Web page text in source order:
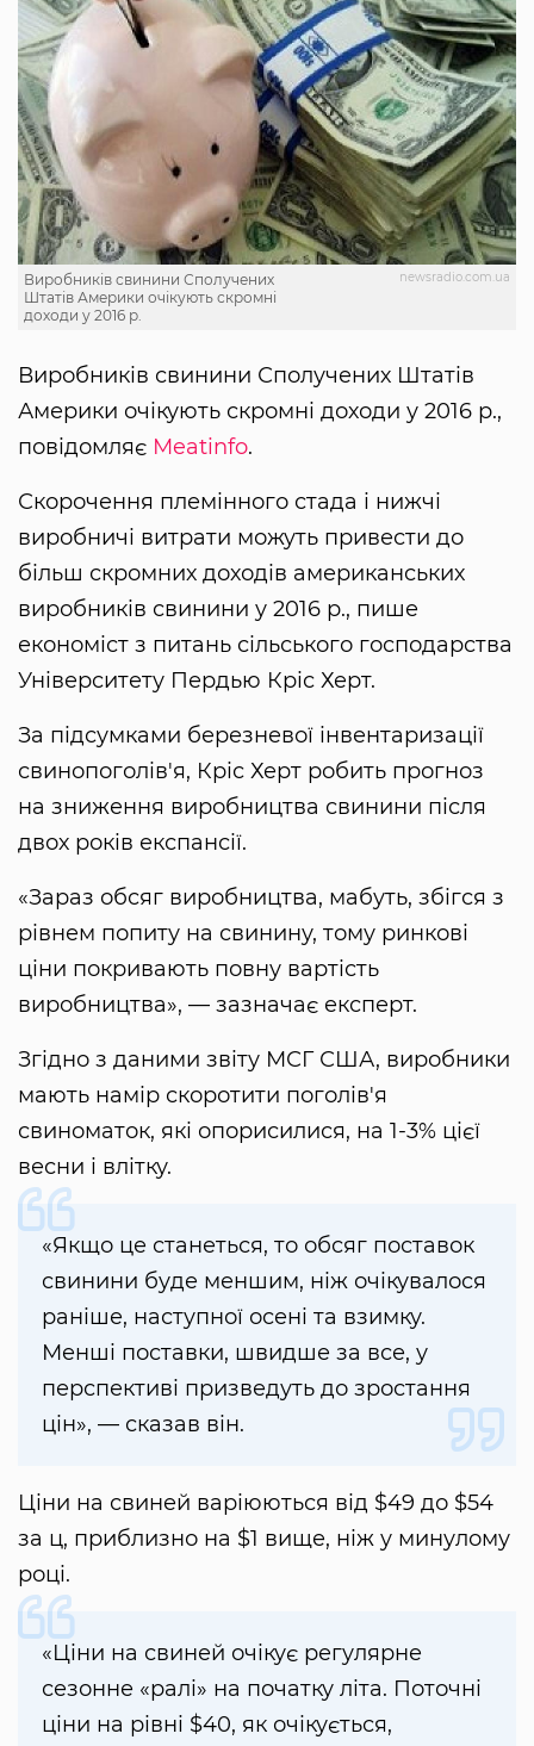
newsradio.com.ua
Виробників свинини Сполучених
Штатів Америки очікують скромні
доходи у 2016 р.
Виробників свинини Сполучених Штатів
Америки очікують скромні доходи у 2016 р.,
повідомляє Мeatinfo.
Скорочення племінного стада і нижчі
виробничі витрати можуть привести до
більш скромних доходів американських
виробників свинини у 2016 р., пише
економіст з питань сільського господарства
Університету Пердью Кріс Херт.
За підсумками березневої інвентаризації
свинопоголів'я, Кріс Херт робить прогноз
на зниження виробництва свинини після
двох років експансії.
«Зараз обсяг виробництва, мабуть, збігся з
рівнем попиту на свинину, тому ринкові
ціни покривають повну вартість
виробництва», — зазначає експерт.
Згідно з даними звіту МСГ США, виробники
мають намір скоротити поголів'я
свиноматок, які опорисилися, на 1-3% цієї
весни і влітку.
«Якщо це станеться, то обсяг поставок
свинини буде меншим, ніж очікувалося
раніше, наступної осені та взимку.
Менші поставки, швидше за все, у
перспективі призведуть до зростання
цін», — сказав він.
Ціни на свиней варіюються від $49 до $54
за ц, приблизно на $1 вище, ніж у минулому
році.
«Ціни на свиней очікує регулярне
сезонне «ралі» на початку літа. Поточні
ціни на рівні $40, як очікується,